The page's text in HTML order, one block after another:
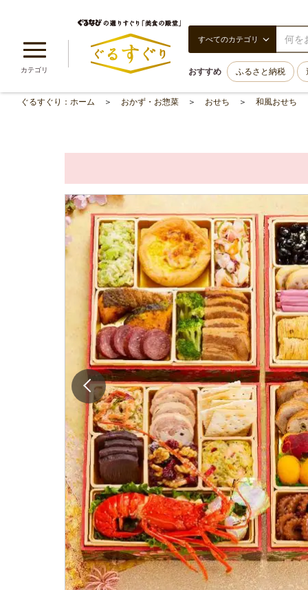
カテゴリ
すべてのカテゴリ
おすすめ ふるさと納税
ぐるすぐり：ホーム おかず・お惣菜 おせち 和風おせち